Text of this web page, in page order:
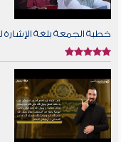
خطبة الجمعة بلغة الإشارة للصم |